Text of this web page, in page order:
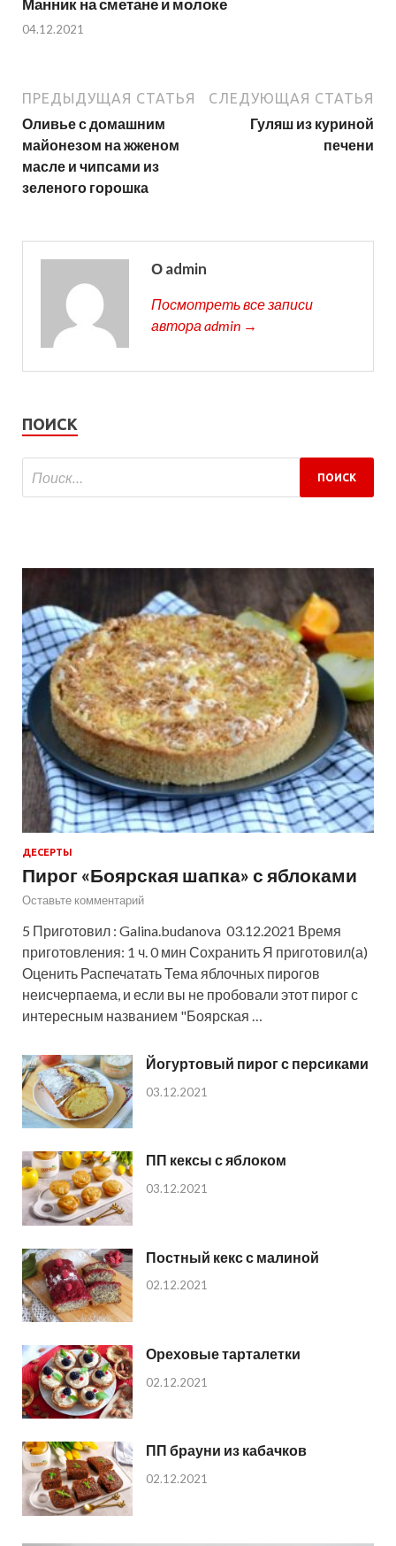
Манник на сметане и молоке
04.12.2021
ПРЕДЫДУЩАЯ СТАТЬЯ
Оливье с домашним
майонезом на жженом
масле и чипсами из
зеленого горошка
СЛЕДУЮЩАЯ СТАТЬЯ
Гуляш из куриной
печени
О admin
Посмотреть все записи
автора admin →
ПОИСК
ДЕСЕРТЫ
Пирог «Боярская шапка» с яблоками
Оставьте комментарий
5 Приготовил : Galina.budanova 03.12.2021 Время
приготовления: 1 ч. 0 мин Сохранить Я приготовил(а)
Оценить Распечатать Тема яблочных пирогов
неисчерпаема, и если вы не пробовали этот пирог с
интересным названием "Боярская …
Йогуртовый пирог с персиками
03.12.2021
ПП кексы с яблоком
03.12.2021
Постный кекс с малиной
02.12.2021
Ореховые тарталетки
02.12.2021
ПП брауни из кабачков
02.12.2021